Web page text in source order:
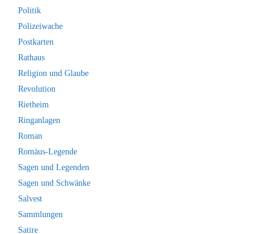
Politik
Polizeiwache
Postkarten
Rathaus
Religion und Glaube
Revolution
Rietheim
Ringanlagen
Roman
Romäus-Legende
Sagen und Legenden
Sagen und Schwänke
Salvest
Sammlungen
Satire